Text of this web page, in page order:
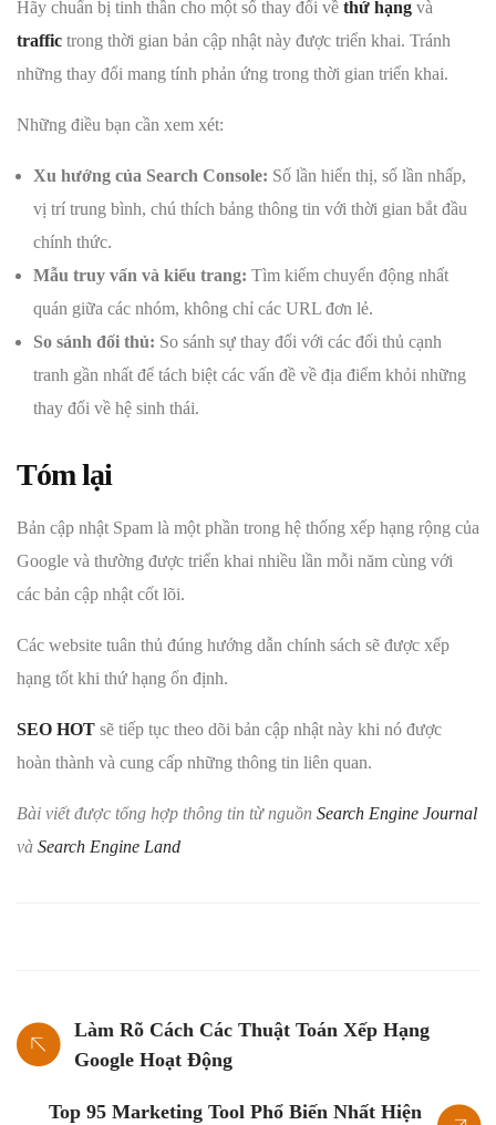
Hãy chuẩn bị tinh thần cho một số thay đổi về thứ hạng và
traffic trong thời gian bản cập nhật này được triển khai. Tránh
những thay đổi mang tính phản ứng trong thời gian triển khai.
Những điều bạn cần xem xét:
Xu hướng của Search Console: Số lần hiển thị, số lần nhấp,
vị trí trung bình, chú thích bảng thông tin với thời gian bắt đầu
chính thức.
Mẫu truy vấn và kiểu trang: Tìm kiếm chuyển động nhất
quán giữa các nhóm, không chỉ các URL đơn lẻ.
So sánh đối thủ: So sánh sự thay đổi với các đối thủ cạnh
tranh gần nhất để tách biệt các vấn đề về địa điểm khỏi những
thay đổi về hệ sinh thái.
Tóm lại
Bản cập nhật Spam là một phần trong hệ thống xếp hạng rộng của
Google và thường được triển khai nhiều lần mỗi năm cùng với
các bản cập nhật cốt lõi.
Các website tuân thủ đúng hướng dẫn chính sách sẽ được xếp
hạng tốt khi thứ hạng ổn định.
SEO HOT sẽ tiếp tục theo dõi bản cập nhật này khi nó được
hoàn thành và cung cấp những thông tin liên quan.
Bài viết được tổng hợp thông tin từ nguồn Search Engine Journal
và Search Engine Land
Làm Rõ Cách Các Thuật Toán Xếp Hạng
Google Hoạt Động
Top 95 Marketing Tool Phổ Biến Nhất Hiện